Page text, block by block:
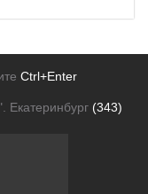
Ctrl+Enter
(343)